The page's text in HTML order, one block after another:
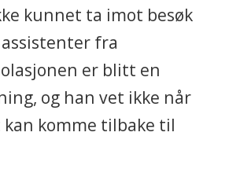
kunnet ta imot besøk
fra
er blitt en
og han vet ikke når
komme tilbake til